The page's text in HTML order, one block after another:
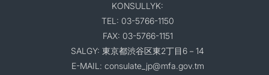
KONSULLYK:
TEL: 03-5766-1150
FAX: 03-5766-1151
SALGY: 東京都渋谷区東2丁目6－14
E-MAIL: consulate_jp@mfa.gov.tm